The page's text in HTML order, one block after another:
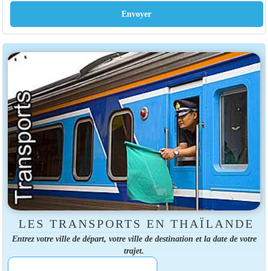
Envoyer
LES TRANSPORTS EN THAÏLANDE
Entrez votre ville de départ, votre ville de destination et la date de votre
trajet.